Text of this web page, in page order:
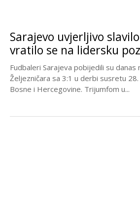
Sarajevo uvjerljivo
vratilo se na lidersku
Fudbaleri Sarajeva pobijedili su danas
Željezničara sa 3:1 u derbi susretu
Bosne i Hercegovine. Trijumfom u...